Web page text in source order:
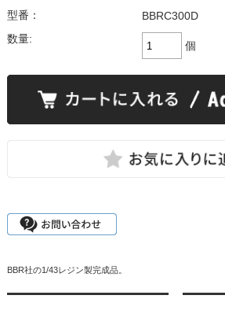
型番：
BBRC300D
数量:
個
BBR社の1/43レジン製完成品。